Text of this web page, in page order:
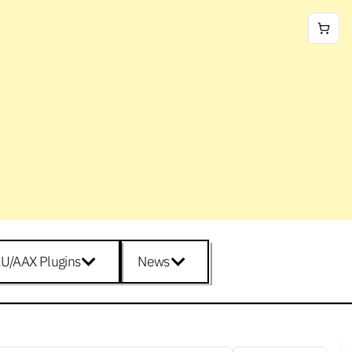
AAX Plugins News